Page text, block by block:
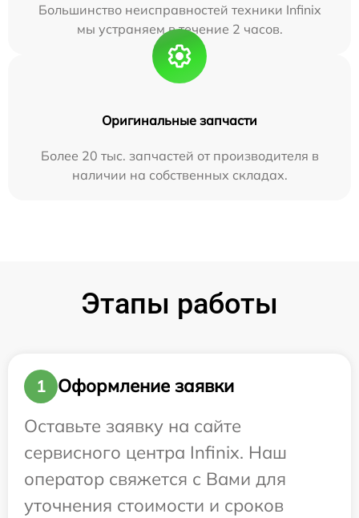
Большинство неисправностей техники Infinix
мы устраняем в течение 2 часов.
Оригинальные запчасти
Более 20 тыс. запчастей от производителя в
наличии на собственных складах.
Этапы работы
1
Оформление заявки
Оставьте заявку на сайте
сервисного центра Infinix. Наш
оператор свяжется с Вами для
уточнения стоимости и сроков